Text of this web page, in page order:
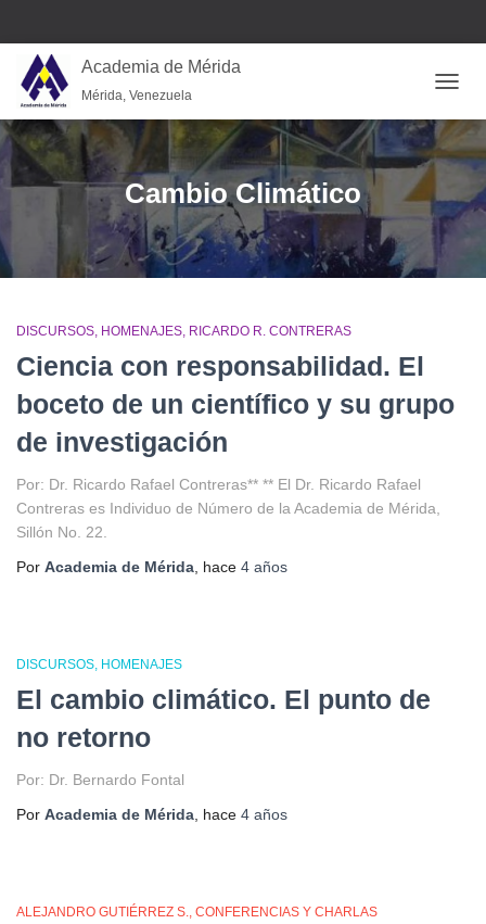
Academia de Mérida
Mérida, Venezuela
Cambio Climático
DISCURSOS HOMENAJES RICARDO R. CONTRERAS
Ciencia con responsabilidad. El
boceto de un científico y su grupo
de investigación
Por: Dr. Ricardo Rafael Contreras** ** El Dr. Ricardo Rafael
Contreras es Individuo de Número de la Academia de Mérida,
Sillón No. 22.
Por Academia de Mérida , hace 4 años
DISCURSOS HOMENAJES
El cambio climático. El punto de
no retorno
Por: Dr. Bernardo Fontal
Por Academia de Mérida , hace 4 años
ALEJANDRO GUTIÉRREZ S. CONFERENCIAS Y CHARLAS